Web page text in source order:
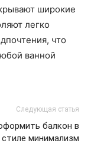
широкие
легко
что
ванной
Следующая статья
балкон в
стиле минимализм